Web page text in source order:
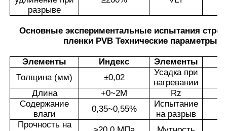
разрыве
Основные экспериментальные испытания
пленки PVB Технические параметры
Элементы Индекс Элементы
Толщина (мм)
±0,02
Усадка при
нагревании
Длина
+0~2M Rz
Содержание
влаги
0,35~0,55%
Испытание
на разрыв
Прочность на